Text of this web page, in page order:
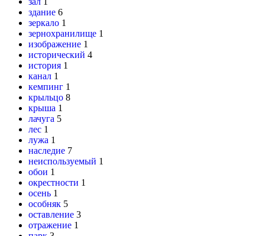
здание 6
зеркало 1
зернохранилище 1
изображение 1
исторический 4
история 1
канал 1
кемпинг 1
крыльцо 8
крыша 1
лачуга 5
лес 1
лужа 1
наследие 7
неиспользуемый 1
обои 1
окрестности 1
осень 1
особняк 5
оставление 3
отражение 1